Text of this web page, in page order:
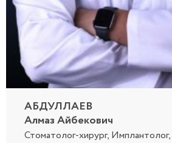
АБДУЛЛАЕВ
Алмаз Айбекович
Стоматолог-хирург, Имплантолог,